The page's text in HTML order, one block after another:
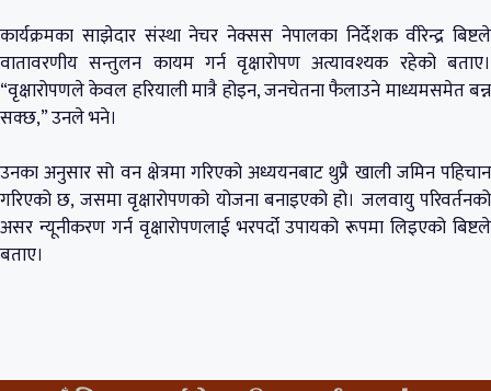
कार्यक्रमका साझेदार संस्था नेचर नेक्सस नेपालका निर्देशक वीरेन्द्र बिष्टले
वातावरणीय सन्तुलन कायम गर्न वृक्षारोपण अत्यावश्यक रहेको बताए।
“वृक्षारोपणले केवल हरियाली मात्रै होइन, जनचेतना फैलाउने माध्यमसमेत बन्न
सक्छ,” उनले भने।
उनका अनुसार सो वन क्षेत्रमा गरिएको अध्ययनबाट थुप्रै खाली जमिन पहिचान
गरिएको छ, जसमा वृक्षारोपणको योजना बनाइएको हो। जलवायु परिवर्तनको
असर न्यूनीकरण गर्न वृक्षारोपणलाई भरपर्दो उपायको रूपमा लिइएको बिष्टले
बताए।